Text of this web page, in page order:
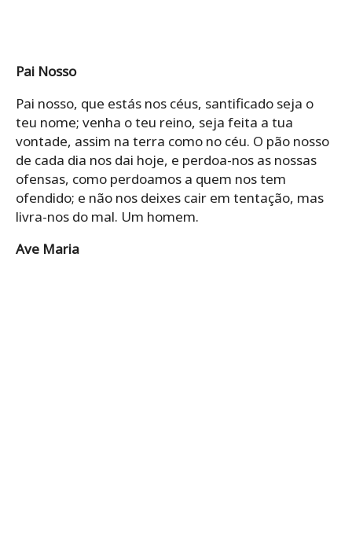
Pai Nosso
Pai nosso, que estás nos céus, santificado seja o
teu nome; venha o teu reino, seja feita a tua
vontade, assim na terra como no céu. O pão nosso
de cada dia nos dai hoje, e perdoa-nos as nossas
ofensas, como perdoamos a quem nos tem
ofendido; e não nos deixes cair em tentação, mas
livra-nos do mal. Um homem.
Ave Maria